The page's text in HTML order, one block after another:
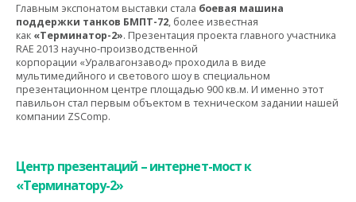
Главным экспонатом выставки стала боевая машина
поддержки танков БМПТ-72, более известная
как «Терминатор-2». Презентация проекта главного участника
RAE 2013 научно-производственной
корпорации «Уралвагонзавод» проходила в виде
мультимедийного и светового шоу в специальном
презентационном центре площадью 900 кв.м. И именно этот
павильон стал первым объектом в техническом задании нашей
компании ZSComp.
Центр презентаций – интернет-мост к
«Терминатору-2»